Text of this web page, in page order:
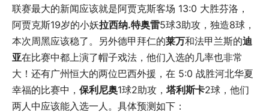
联赛最大的新闻应该就是阿贾克斯客场 13:0 大胜芬洛，
阿贾克斯19岁的小妖拉西纳.特奥雷5球3助攻，独造8球，
本次周黑应该稳了。另外德甲拜仁的莱万和法甲兰斯的迪
亚在比赛中都上演了帽子戏法，他们入选的几率也非常
大！还有广州恒大的两位巴西外援，在 5:0 战胜河北华夏
幸福的比赛中， 保利尼奥1球2助攻， 塔利斯卡2球，他们
两人中应该能入选一人。具体预测如下：